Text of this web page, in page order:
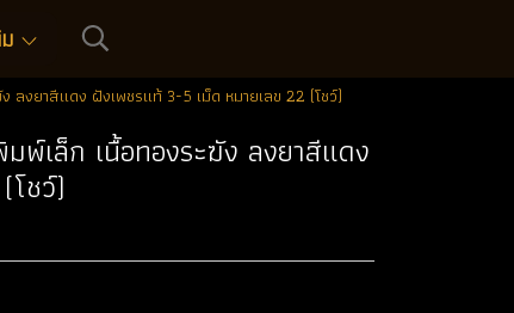
งยาสีแดง ฝังเพชรแท้ 3-5 เม็ด หมายเลข 22 (โชว์)
เล็ก เนื้อทองระฆัง ลงยาสีแดง
ชว์)